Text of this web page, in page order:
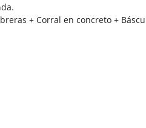
+ Corral en concreto +